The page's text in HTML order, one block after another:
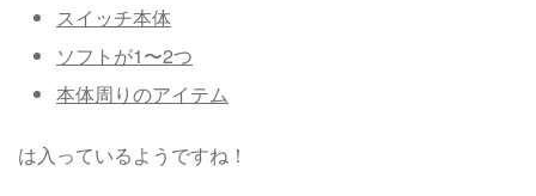
スイッチ本体
ソフトが1〜2つ
本体周りのアイテム
は入っているようですね！